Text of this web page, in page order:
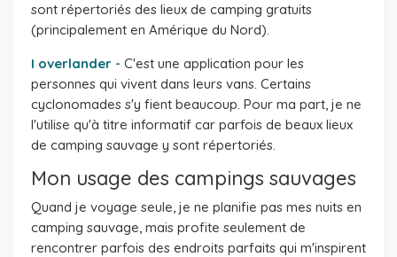
sont répertoriés des lieux de camping gratuits
(principalement en Amérique du Nord).
I overlander - C'est une application pour les
personnes qui vivent dans leurs vans. Certains
cyclonomades s'y fient beaucoup. Pour ma part, je ne
l'utilise qu'à titre informatif car parfois de beaux lieux
de camping sauvage y sont répertoriés.
Mon usage des campings sauvages
Quand je voyage seule, je ne planifie pas mes nuits en
camping sauvage, mais profite seulement de
rencontrer parfois des endroits parfaits qui m'inspirent